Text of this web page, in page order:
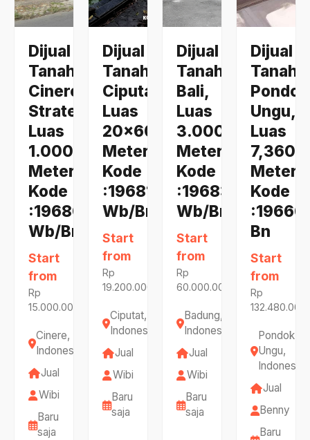
Dijual
Tanah
Cinere,
Strategis,
Luas
1.000
Meter,
Kode
:19680
Wb/Br
Start
from
Rp
15.000.000.000
Cinere,
Indonesia
Jual
Wibi
Baru
saja
Dijual
Tanah
Ciputat,
Luas
20x60
Meter,
Kode
:19681
Wb/Br
Start
from
Rp
19.200.000.000
Ciputat,
Indonesia
Jual
Wibi
Baru
saja
Dijual
Tanah
Bali,
Luas
3.000
Meter,
Kode
:19683
Wb/Br
Start
from
Rp
60.000.000.000
Badung,
Indonesia
Jual
Wibi
Baru
saja
Dijual
Tanah
Pondok
Ungu,
Luas
7,360
Meter,
Kode
:19666
Bn
Start
from
Rp
Pondok
Ungu,
Indonesia
Jual
Benny
Baru